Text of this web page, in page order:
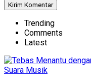
Trending
Comments
Latest